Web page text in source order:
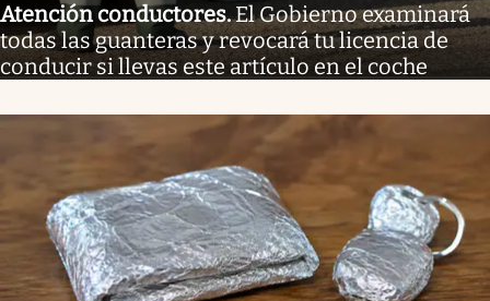
Atención conductores.El Gobierno examinará
todas las guanteras y revocará tu licencia de
conducir si llevas este artículo en el coche